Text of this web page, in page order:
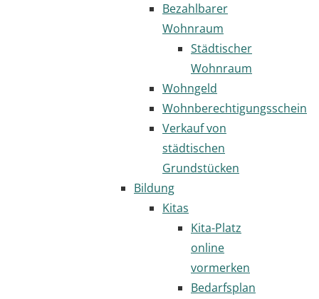
Bezahlbarer
Wohnraum
Städtischer
Wohnraum
Wohngeld
Wohnberechtigungsschein
Verkauf von
städtischen
Grundstücken
Bildung
Kitas
Kita-Platz
online
vormerken
Bedarfsplan